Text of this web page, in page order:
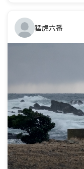
猛虎六番